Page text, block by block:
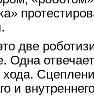
две
Одна
хода.
и